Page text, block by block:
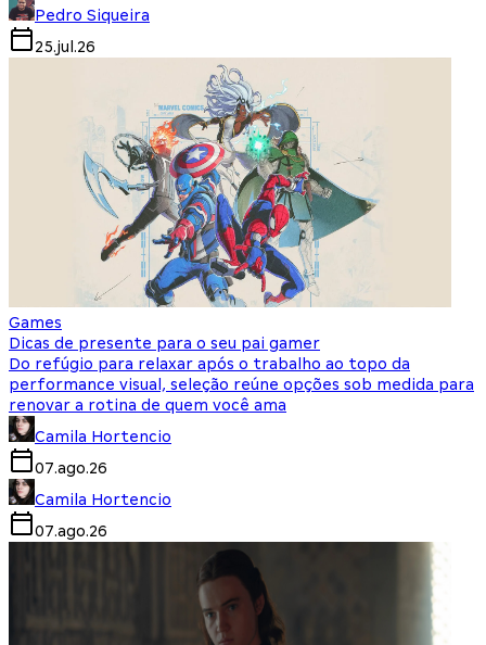
Pedro Siqueira
25.jul.26
Games
Dicas de presente para o seu pai gamer
Do refúgio para relaxar após o trabalho ao topo da
performance visual, seleção reúne opções sob medida para
renovar a rotina de quem você ama
Camila Hortencio
07.ago.26
Camila Hortencio
07.ago.26